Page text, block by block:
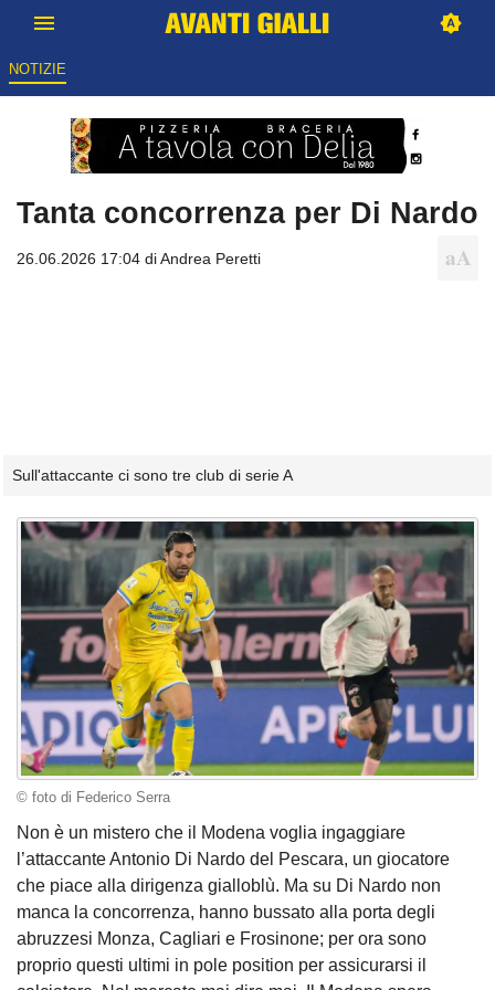
NOTIZIE
Tanta concorrenza per Di Nardo
26.06.2026 17:04 diAndrea Peretti
Sull'attaccante ci sono tre club di serie A
© foto di Federico Serra
Non è un mistero che il Modena voglia ingaggiare
l’attaccante Antonio Di Nardo del Pescara, un giocatore
che piace alla dirigenza gialloblù. Ma su Di Nardo non
manca la concorrenza, hanno bussato alla porta degli
abruzzesi Monza, Cagliari e Frosinone; per ora sono
proprio questi ultimi in pole position per assicurarsi il